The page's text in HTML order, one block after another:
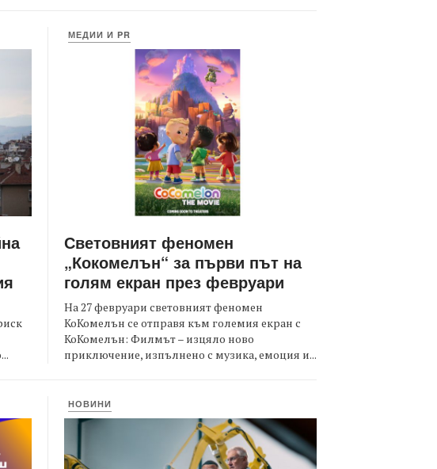
МЕДИИ И PR
Световният феномен
„Кокомелън“ за първи път на
голям екран през февруари
На 27 февруари световният феномен
КоКомелън се отправя към големия екран с
КоКомелън: Филмът – изцяло ново
приключение, изпълнено с музика, емоция и...
НОВИНИ